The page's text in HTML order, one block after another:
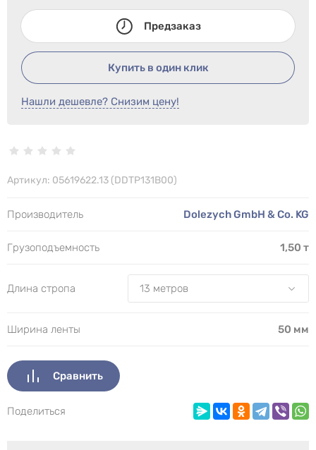
Предзаказ
Купить в один клик
Нашли дешевле? Снизим цену!
Артикул: 05619622.13 (DDTP131B00)
Производитель Dolezych GmbH & Co. KG
Грузоподъемность 1,50 т
Длина стропа
Ширина ленты 50 мм
Сравнить
Поделиться